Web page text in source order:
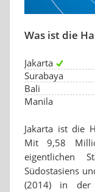
Was ist die
Jakarta
Surabaya
Bali
Manila
Jakarta ist die
Mit 9,58
eigentlichen
Südostasiens
(2014) in der